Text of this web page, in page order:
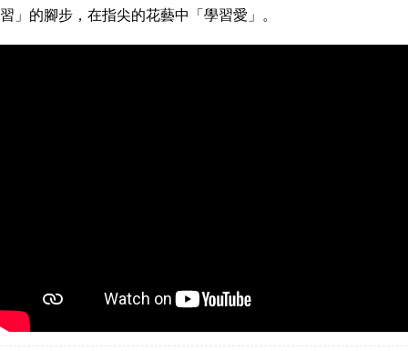
習」的腳步，在指尖的花藝中「學習愛」。